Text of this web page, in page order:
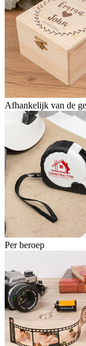
Afhankelijk van de
Per beroep